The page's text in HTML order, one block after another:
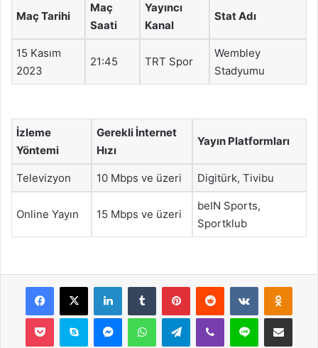
Maç Tarihi
Maç
Saati
Yayıncı
Kanal
Stat Adı
15 Kasım
2023
21:45 TRT Spor
Wembley
Stadyumu
İzleme
Yöntemi
Gerekli İnternet
Hızı
Yayın Platformları
Televizyon 10 Mbps ve üzeri Digitürk, Tivibu
Online Yayın 15 Mbps ve üzeri
beIN Sports,
Sportklub
Facebook
X LinkedInTumblr PinterestReddit VKontakte
Pocket Skype MessengerWhatsAppTelegramViber Line E-Posta ile